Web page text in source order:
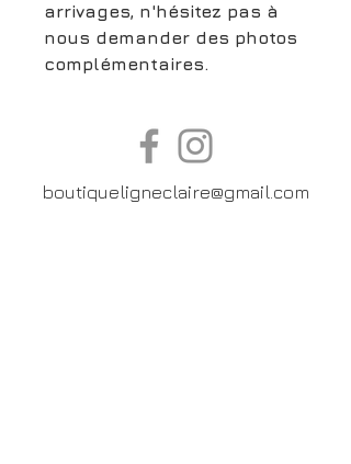
arrivages, n'hésitez pas à
nous demander des photos
complémentaires.
boutiqueligneclaire@gmail.com